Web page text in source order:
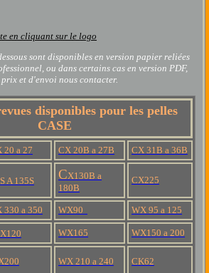
en cliquant sur le logo
sont disponibles en version papier reliées
ou dans certains cas en version PDF,
et d'envoi nous contacter.
disponibles pour les pelles
CASE
20 a 27 CX 20B a 27B CX 31B a 36B
A 135S CX130B a
180B
CX225
330 a 350 WX90 WX 95 a 125
X120 WX165 WX150 a 200
WX 210 a 240 CK62